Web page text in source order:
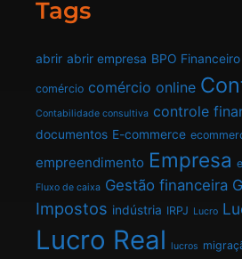
Tags
abrir abrir empresa BPO Financeiro
comércio comércio online
Contabilidade consultiva controle
documentos E-commerce
empreendimento Empresa
Fluxo de caixa Gestão financeira
Impostos indústria IRPJ Lucro
Lucro Real lucros